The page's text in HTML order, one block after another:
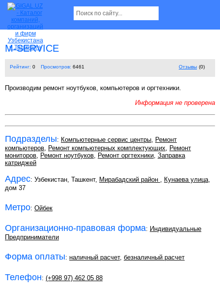
M-SERVICE
Рейтинг: 0 Просмотров: 6461 Отзывы (0)
Производим ремонт ноутбуков, компьютеров и оргтехники.
Информация не проверена
Подразделы: Компьютерные сервис центры, Ремонт
компьютеров, Ремонт компьютерных комплектующих, Ремонт
мониторов, Ремонт ноутбуков, Ремонт оргтехники, Заправка
катриджей
Адрес: Узбекистан, Ташкент, Мирабадский район , Кунаева улица,
дом 37
Метро: Ойбек
Организационно-правовая форма: Индивидуальные
Предприниматели
Форма оплаты: наличный расчет, безналичный расчет
Телефон: (+998 97) 462 05 88